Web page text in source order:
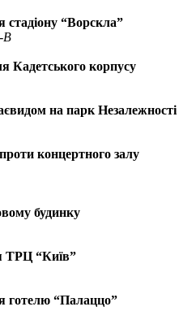
стадіону “Ворскла”
В
Кадетського корпусу
на парк Незалежності
концертного залу
будинку
ТРЦ “Київ”
готелю “Палаццо”